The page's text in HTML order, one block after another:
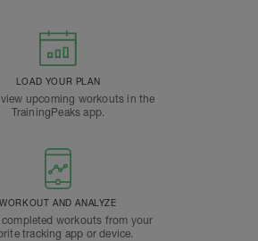
LOAD YOUR PLAN
upcoming workouts in the
TrainingPeaks app.
WORKOUT AND ANALYZE
completed workouts from your
tracking app or device.